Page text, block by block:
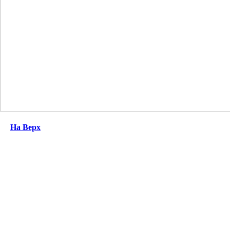
На Верх